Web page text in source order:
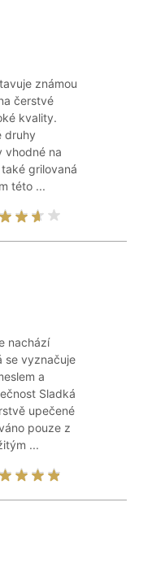
známou
čerstvé
kvality.
druhy
vhodné na
grilovaná
této ...
nachází
se vyznačuje
a
Sladká
upečené
pouze z
...